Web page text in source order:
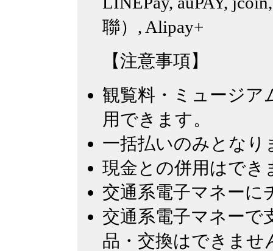
聯）, Alipay+
【注意事項】
観覧料・ミュージア
用できます。
一括払いのみとなり
現金との併用はでき
交通系電子マネーに
交通系電子マネーで
品・交換はできませ